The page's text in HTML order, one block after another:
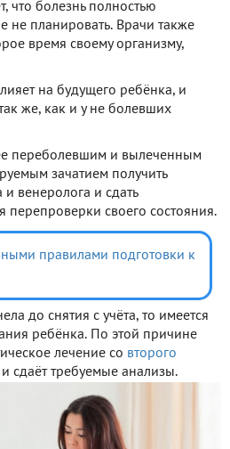
что болезнь полностью
не планировать. Врачи также
время своему организму,
на будущего ребёнка, и
же, как и у не болевших
переболевшим и вылеченным
зачатием получить
и венеролога и сдать
перепроверки своего состояния.
правилами подготовки к
до снятия с учёта, то имеется
ребёнка. По этой причине
лечение со второго
сдаёт требуемые анализы.